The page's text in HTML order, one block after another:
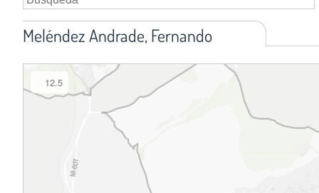
Meléndez Andrade, Fernando
12.5